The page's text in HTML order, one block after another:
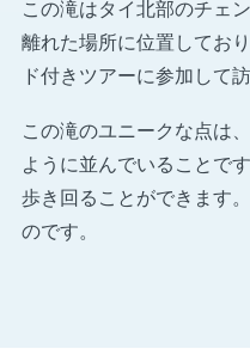
この滝はタイ北部のチェ
離れた場所に位置してお
ド付きツアーに参加して
この滝のユニークな点は
ように並んでいることで
歩き回ることができます
のです。